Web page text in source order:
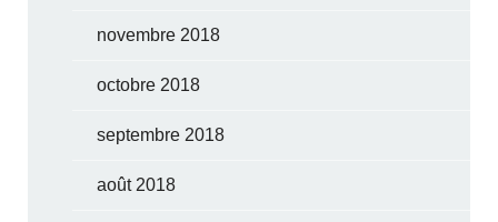
novembre 2018
octobre 2018
septembre 2018
août 2018